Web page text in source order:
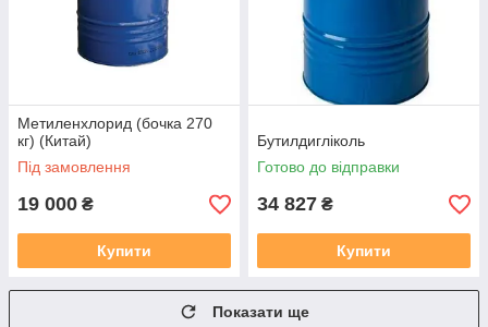
Метиленхлорид (бочка 270
кг) (Китай)
Під замовлення
19 000 ₴
Купити
Бутилдигліколь
Готово до відправки
34 827 ₴
Купити
Показати ще